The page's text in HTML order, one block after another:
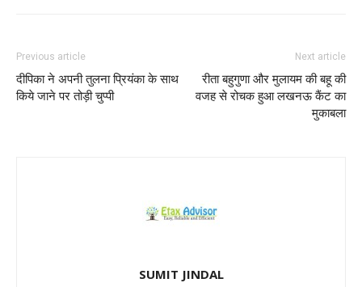
Previous article
दीपिका ने अपनी तुलना प्रियंका के साथ
किये जाने पर तोड़ी चुप्पी
Next article
रीता बहुगुणा और मुलायम की बहू की
वजह से रोचक हुआ लखनऊ कैंट का
मुकाबला
SUMIT JINDAL